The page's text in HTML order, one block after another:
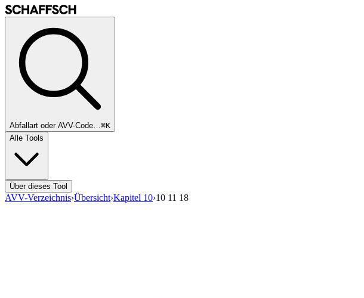
Abfallart oder AVV-Code…⌘K
Alle Tools
Über dieses Tool
AVV-Verzeichnis›Übersicht›Kapitel 10›10 11 18